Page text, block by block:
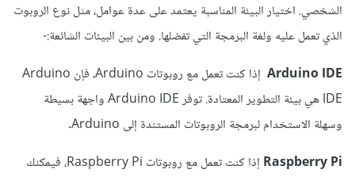
الشخصي. اختيار البيئة المناسبة يعتمد على عدة عوامل، مثل نوع الروبوت
الذي تعمل عليه ولغة البرمجة التي تفضلها. ومن بين البيئات الشائعة:-
Arduino IDE
إذا كنت تعمل مع روبوتات Arduino، فإن Arduino
IDE هي بيئة التطوير المعتادة. توفر Arduino IDE واجهة بسيطة
وسهلة الاستخدام لبرمجة الروبوتات المستندة إلى Arduino.
Raspberry Pi
إذا كنت تعمل مع روبوتات Raspberry Pi، فيمكنك